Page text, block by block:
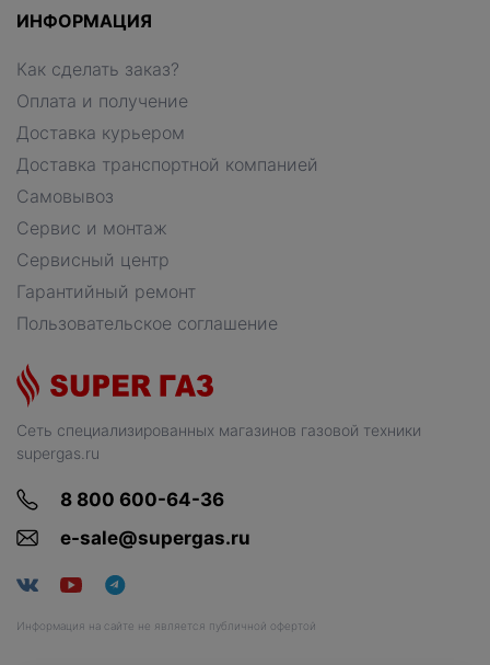
Сеть специализированных магазинов газовой техники
supergas.ru
8 800 600-64-36
e-sale@supergas.ru
Информация на сайте не является публичной офертой
ИНФОРМАЦИЯ
Как сделать заказ?
Оплата и получение
Доставка курьером
Доставка транспортной компанией
Самовывоз
Сервис и монтаж
Сервисный центр
Гарантийный ремонт
Пользовательское соглашение